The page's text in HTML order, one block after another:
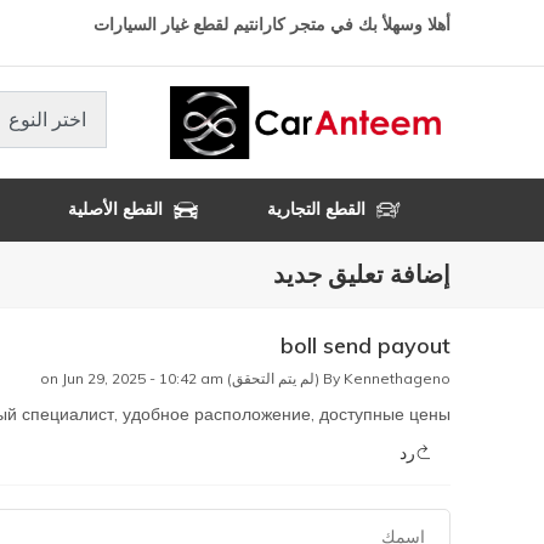
المحتوى
أهلا وسهلأ بك في متجر كارانتيم لقطع غيار السيارات
القطع التجارية القطع الأصلية
إضافة تعليق جديد
boll send payout
By Kennethageno (لم يتم التحقق)
специалист, удобное расположение, доступные цены.
رد